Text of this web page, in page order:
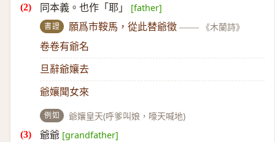
同本義。也作「耶」
[father]
書證 願爲市鞍馬，從此替爺徵 —— 《木蘭詩》
卷卷有爺名
旦辭爺孃去
爺孃聞女來
例如 爺孃皇天(呼爹叫娘，嚎天喊地)
爺爺 [grandfather]